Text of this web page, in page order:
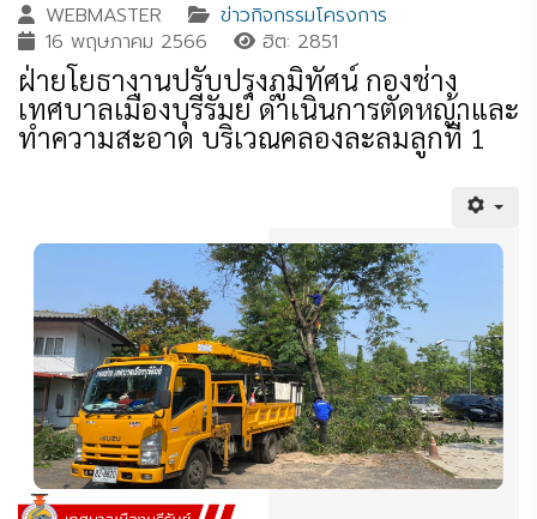
WEBMASTER
ข่าวกิจกรรมโครงการ
16 พฤษภาคม 2566
ฮิต: 2851
ฝ่ายโยธางานปรับปรุงภูมิทัศน์ กองช่าง
เทศบาลเมืองบุรีรัมย์ ดำเนินการตัดหญ้าและ
ทำความสะอาด บริเวณคลองละลมลูกที่ 1